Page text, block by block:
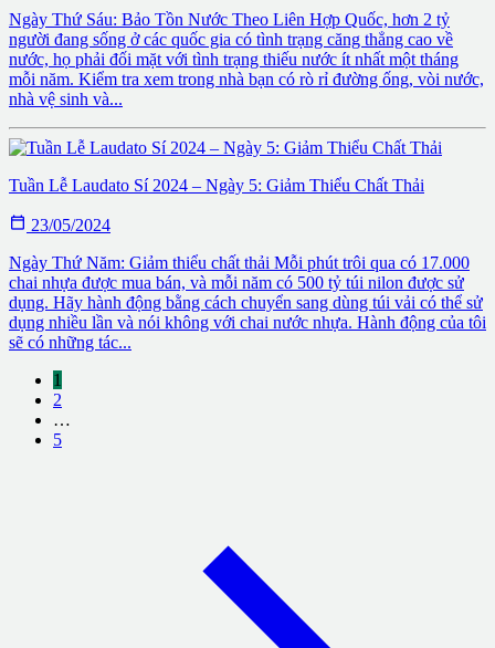
Ngày Thứ Sáu: Bảo Tồn Nước Theo Liên Hợp Quốc, hơn 2 tỷ
người đang sống ở các quốc gia có tình trạng căng thẳng cao về
nước, họ phải đối mặt với tình trạng thiếu nước ít nhất một tháng
mỗi năm. Kiểm tra xem trong nhà bạn có rò rỉ đường ống, vòi nước,
nhà vệ sinh và...
Tuần Lễ Laudato Sí 2024 – Ngày 5: Giảm Thiểu Chất Thải
 23/05/2024
Ngày Thứ Năm: Giảm thiểu chất thải Mỗi phút trôi qua có 17.000
chai nhựa được mua bán, và mỗi năm có 500 tỷ túi nilon được sử
dụng. Hãy hành động bằng cách chuyển sang dùng túi vải có thể sử
dụng nhiều lần và nói không với chai nước nhựa. Hành động của tôi
sẽ có những tác...
1
2
…
5